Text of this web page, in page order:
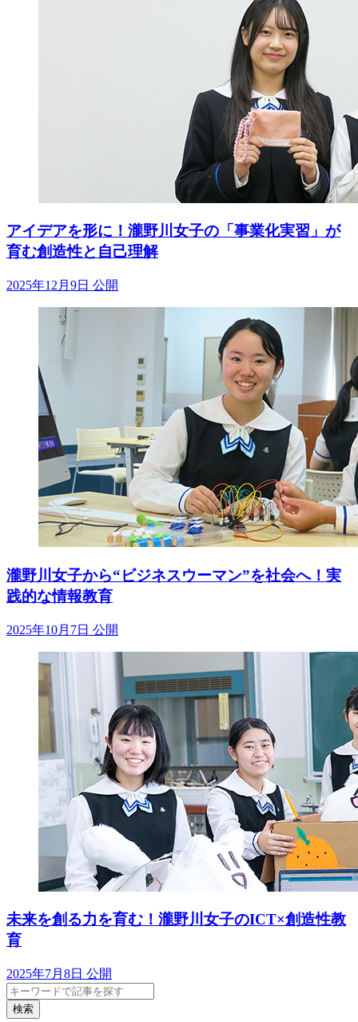
アイデアを形に！瀧野川女子の「事業化実習」が
育む創造性と自己理解
2025年12月9日 公開
瀧野川女子から“ビジネスウーマン”を社会へ！実
践的な情報教育
2025年10月7日 公開
未来を創る力を育む！瀧野川女子のICT×創造性教
育
2025年7月8日 公開
検索